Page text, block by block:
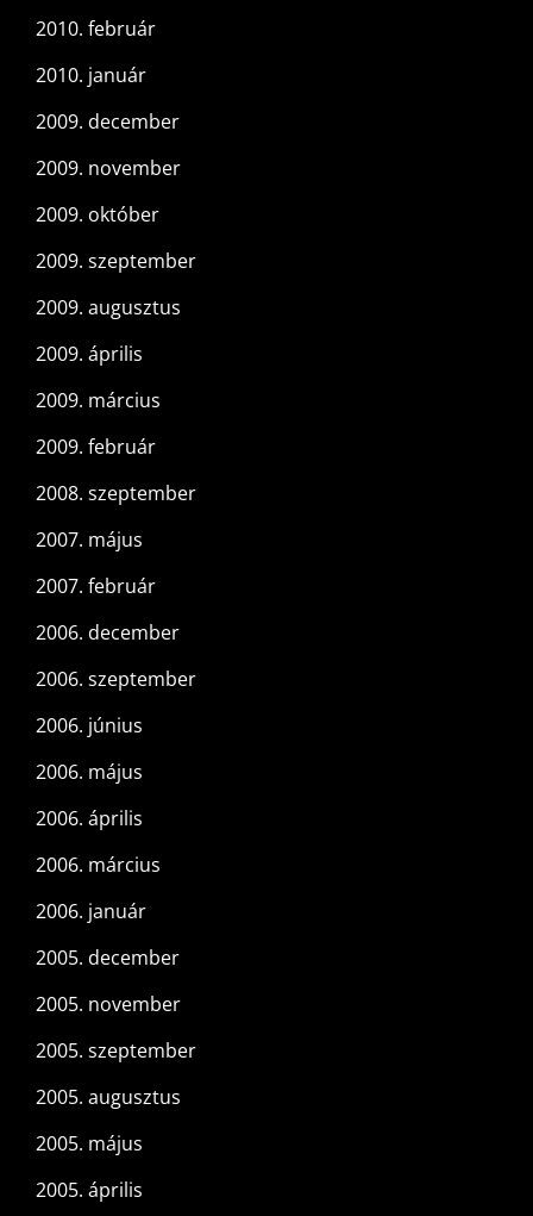
2010. február
2010. január
2009. december
2009. november
2009. október
2009. szeptember
2009. augusztus
2009. április
2009. március
2009. február
2008. szeptember
2007. május
2007. február
2006. december
2006. szeptember
2006. június
2006. május
2006. április
2006. március
2006. január
2005. december
2005. november
2005. szeptember
2005. augusztus
2005. május
2005. április